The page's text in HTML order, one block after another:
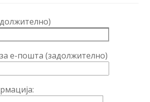
е-пошта (задолжително)